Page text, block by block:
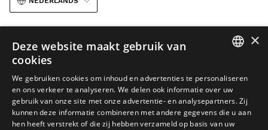
Juridische kennisgeving Cookies Voorwaarden AI in beeldmateriaal
Sitemap
© 2026 Siroko
ENGLISH
GREEK
×
Deze website maakt gebruik van
cookies
We gebruiken cookies om inhoud en advertenties te personaliseren
en ons verkeer te analyseren. We delen ook informatie over uw
gebruik van onze site met onze advertentie- en analysepartners. Zij
kunnen deze informatie combineren met andere gegevens die u aan
hen heeft verstrekt of die zij hebben verzameld op basis van uw